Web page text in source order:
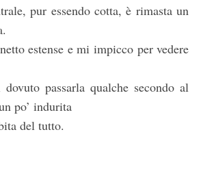
pur essendo cotta, è rimasta un
estense e mi impicco per vedere
passarla qualche secondo al
po’ indurita
del tutto.